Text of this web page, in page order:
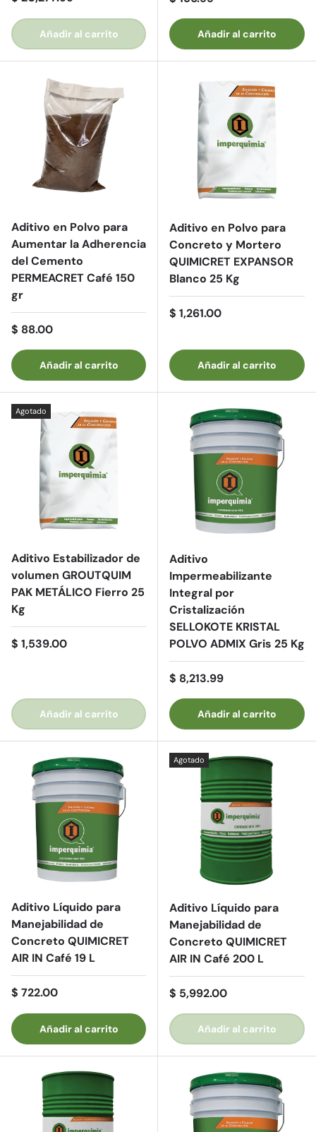
Añadir al carrito Añadir al carrito
Aditivo en Polvo para
Aumentar la Adherencia
del Cemento
PERMEACRET Café 150
gr
Precio normal
$ 88.00
Añadir al carrito
Aditivo en Polvo para
Concreto y Mortero
QUIMICRET EXPANSOR
Blanco 25 Kg
Precio normal
$ 1,261.00
Añadir al carrito
Agotado
Aditivo Estabilizador de
volumen GROUTQUIM
PAK METÁLICO Fierro 25
Kg
Precio normal
$ 1,539.00
Añadir al carrito
Aditivo
Impermeabilizante
Integral por
Cristalización
SELLOKOTE KRISTAL
POLVO ADMIX Gris 25 Kg
Precio normal
$ 8,213.99
Añadir al carrito
Aditivo Líquido para
Manejabilidad de
Concreto QUIMICRET
AIR IN Café 19 L
Precio normal
$ 722.00
Añadir al carrito
Agotado
Aditivo Líquido para
Manejabilidad de
Concreto QUIMICRET
AIR IN Café 200 L
Precio normal
$ 5,992.00
Añadir al carrito